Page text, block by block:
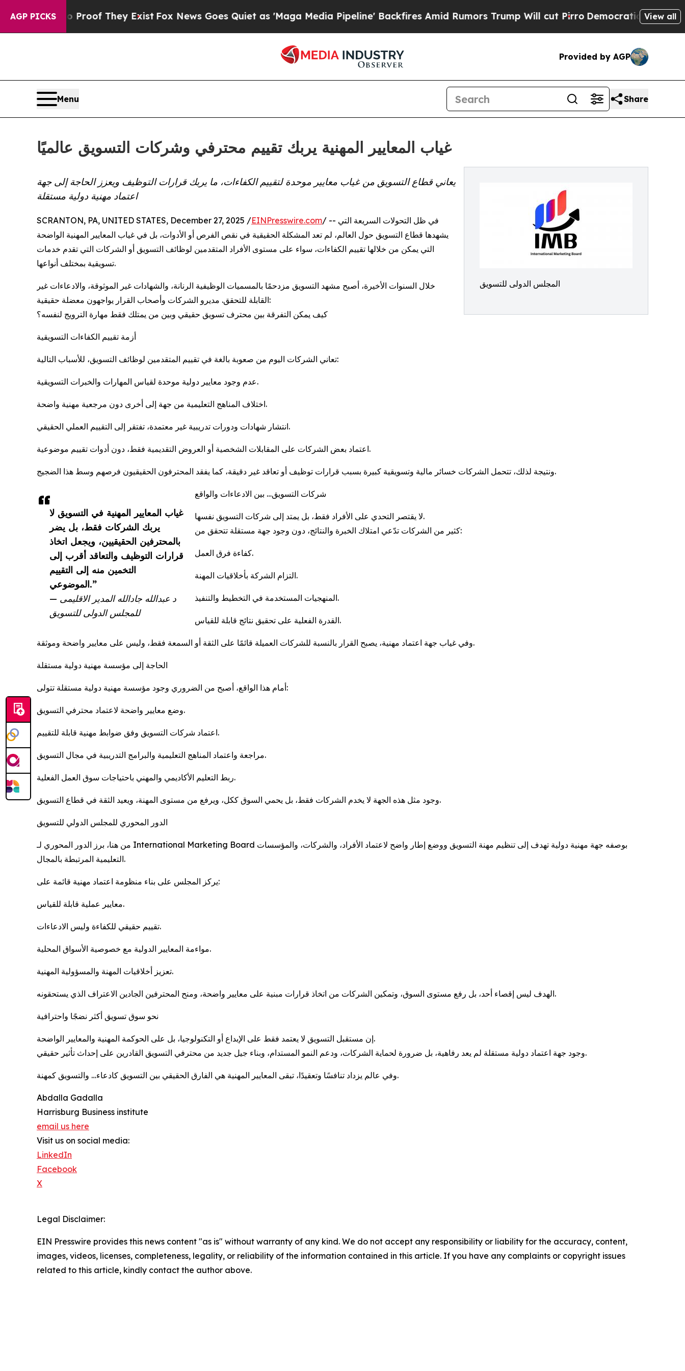
AGP PICKS
no Proof They Exist Fox News Goes Quiet as 'Maga Media Pipeline' Backfires Amid Rumors Trump Will cut Pirro Democratic Socialists ofView all
Provided by AGP
Menu Share
غياب المعايير المهنية يربك تقييم محترفي وشركات التسويق عالميًا
المجلس الدولى للتسويق
يعاني قطاع التسويق من غياب معايير موحدة لتقييم الكفاءات، ما يربك قرارات التوظيف ويعزز الحاجة إلى جهة
اعتماد مهنية دولية مستقلة
غياب المعايير المهنية في التسويق لا
يربك الشركات فقط، بل يضر
بالمحترفين الحقيقيين، ويجعل اتخاذ
قرارات التوظيف والتعاقد أقرب إلى
التخمين منه إلى التقييم
الموضوعي.”
— د عبدالله جادالله المدير الاقليمى
للمجلس الدولى للتسويق
SCRANTON, PA, UNITED STATES, December 27, 2025 /EINPresswire.com/ -- في ظل التحولات السريعة التي
يشهدها قطاع التسويق حول العالم، لم تعد المشكلة الحقيقية في نقص الفرص أو الأدوات، بل في غياب المعايير المهنية الواضحة
التي يمكن من خلالها تقييم الكفاءات، سواء على مستوى الأفراد المتقدمين لوظائف التسويق أو الشركات التي تقدم خدمات
تسويقية بمختلف أنواعها.
خلال السنوات الأخيرة، أصبح مشهد التسويق مزدحمًا بالمسميات الوظيفية الرنانة، والشهادات غير الموثوقة، والادعاءات غير
القابلة للتحقق. مديرو الشركات وأصحاب القرار يواجهون معضلة حقيقية:
كيف يمكن التفرقة بين محترف تسويق حقيقي وبين من يمتلك فقط مهارة الترويج لنفسه؟
أزمة تقييم الكفاءات التسويقية
تعاني الشركات اليوم من صعوبة بالغة في تقييم المتقدمين لوظائف التسويق، للأسباب التالية:
عدم وجود معايير دولية موحدة لقياس المهارات والخبرات التسويقية.
اختلاف المناهج التعليمية من جهة إلى أخرى دون مرجعية مهنية واضحة.
انتشار شهادات ودورات تدريبية غير معتمدة، تفتقر إلى التقييم العملي الحقيقي.
اعتماد بعض الشركات على المقابلات الشخصية أو العروض التقديمية فقط، دون أدوات تقييم موضوعية.
ونتيجة لذلك، تتحمل الشركات خسائر مالية وتسويقية كبيرة بسبب قرارات توظيف أو تعاقد غير دقيقة، كما يفقد المحترفون الحقيقيون فرصهم وسط هذا الضجيج.
شركات التسويق… بين الادعاءات والواقع
لا يقتصر التحدي على الأفراد فقط، بل يمتد إلى شركات التسويق نفسها.
كثير من الشركات تدّعي امتلاك الخبرة والنتائج، دون وجود جهة مستقلة تتحقق من:
كفاءة فرق العمل.
التزام الشركة بأخلاقيات المهنة.
المنهجيات المستخدمة في التخطيط والتنفيذ.
القدرة الفعلية على تحقيق نتائج قابلة للقياس.
وفي غياب جهة اعتماد مهنية، يصبح القرار بالنسبة للشركات العميلة قائمًا على الثقة أو السمعة فقط، وليس على معايير واضحة وموثقة.
الحاجة إلى مؤسسة مهنية دولية مستقلة
أمام هذا الواقع، أصبح من الضروري وجود مؤسسة مهنية دولية مستقلة تتولى:
وضع معايير واضحة لاعتماد محترفي التسويق.
اعتماد شركات التسويق وفق ضوابط مهنية قابلة للتقييم.
مراجعة واعتماد المناهج التعليمية والبرامج التدريبية في مجال التسويق.
ربط التعليم الأكاديمي والمهني باحتياجات سوق العمل الفعلية.
وجود مثل هذه الجهة لا يخدم الشركات فقط، بل يحمي السوق ككل، ويرفع من مستوى المهنة، ويعيد الثقة في قطاع التسويق.
الدور المحوري للمجلس الدولي للتسويق
من هنا، برز الدور المحوري لـ International Marketing Board بوصفه جهة مهنية دولية تهدف إلى تنظيم مهنة التسويق ووضع إطار واضح لاعتماد الأفراد، والشركات، والمؤسسات
التعليمية المرتبطة بالمجال.
يركز المجلس على بناء منظومة اعتماد مهنية قائمة على:
معايير عملية قابلة للقياس.
تقييم حقيقي للكفاءة وليس الادعاءات.
مواءمة المعايير الدولية مع خصوصية الأسواق المحلية.
تعزيز أخلاقيات المهنة والمسؤولية المهنية.
الهدف ليس إقصاء أحد، بل رفع مستوى السوق، وتمكين الشركات من اتخاذ قرارات مبنية على معايير واضحة، ومنح المحترفين الجادين الاعتراف الذي يستحقونه.
نحو سوق تسويق أكثر نضجًا واحترافية
إن مستقبل التسويق لا يعتمد فقط على الإبداع أو التكنولوجيا، بل على الحوكمة المهنية والمعايير الواضحة.
وجود جهة اعتماد دولية مستقلة لم يعد رفاهية، بل ضرورة لحماية الشركات، ودعم النمو المستدام، وبناء جيل جديد من محترفي التسويق القادرين على إحداث تأثير حقيقي.
وفي عالم يزداد تنافسًا وتعقيدًا، تبقى المعايير المهنية هي الفارق الحقيقي بين التسويق كادعاء… والتسويق كمهنة.
Abdalla Gadalla
Harrisburg Business institute
email us here
Visit us on social media:
LinkedIn
Facebook
X
Legal Disclaimer:
EIN Presswire provides this news content "as is" without warranty of any kind. We do not accept any responsibility or liability for the accuracy, content,
images, videos, licenses, completeness, legality, or reliability of the information contained in this article. If you have any complaints or copyright issues
related to this article, kindly contact the author above.